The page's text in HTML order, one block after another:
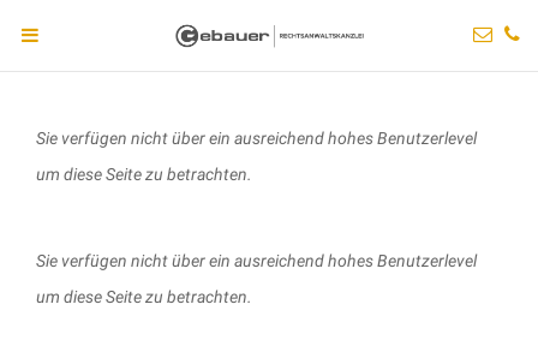
Sie verfügen nicht über ein ausreichend hohes Benutzerlevel
um diese Seite zu betrachten.
Sie verfügen nicht über ein ausreichend hohes Benutzerlevel
um diese Seite zu betrachten.